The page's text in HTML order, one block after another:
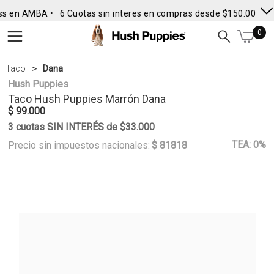
en AMBA • 6 Cuotas sin interes en compras desde $150.000 •
0
Taco Dana
Hush Puppies
Taco Hush Puppies Marrón Dana
$ 99.000
3 cuotas SIN INTERÉS de $33.000
Precio sin impuestos nacionales: $ 81818 TEA: 0%